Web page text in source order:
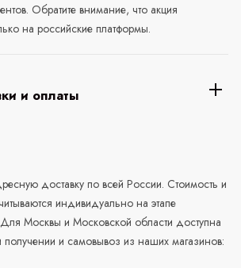
Обратите внимание, что акция
на российские платформы.
и оплаты
доставку по всей России. Стоимость и
индивидуально на этапе
Москвы и Московской области доступна
получении и самовывоз из наших магазинов: